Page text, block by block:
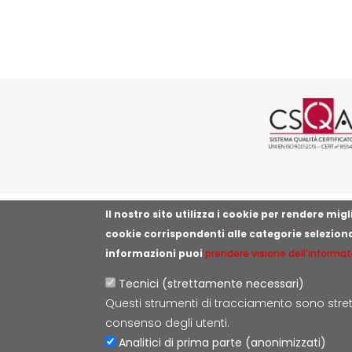
Il nostro sito utilizza i cookie per rendere
cookie corrispondenti alle categorie
informazioni puoiprendere visione
Tecnici (strettamente necessari)
Questi strumenti di tracciamento sono
consenso degli utenti.
Analitici di prima parte (anonimizzati)
Logo